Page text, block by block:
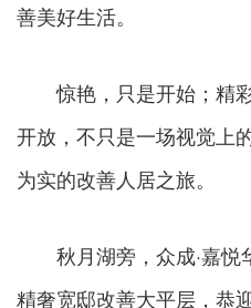
善美好生活。
惊艳，只是开始；精
开放，不只是一场视觉上
为实的改善人居之旅。
秋月湖旁，众成·嘉悦
精奢宽邸改善大平层，恭迎